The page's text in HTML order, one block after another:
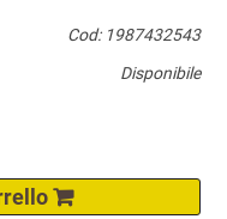
Cod: 1987432543
Disponibile